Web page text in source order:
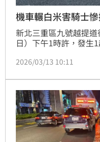
機車輾白米害騎士
新北三重區九號越提
日）下午1時許，發生
下輾過後，騎士連人帶
2026/03/13 10:11